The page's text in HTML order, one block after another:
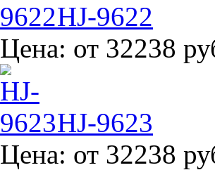
HJ-9622
Цена: от 32238
HJ-9623
Цена: от 32238